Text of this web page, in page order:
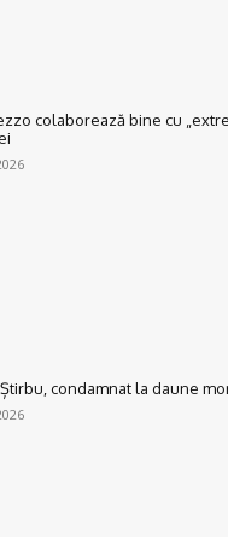
colaborează bine cu
condamnat la daune